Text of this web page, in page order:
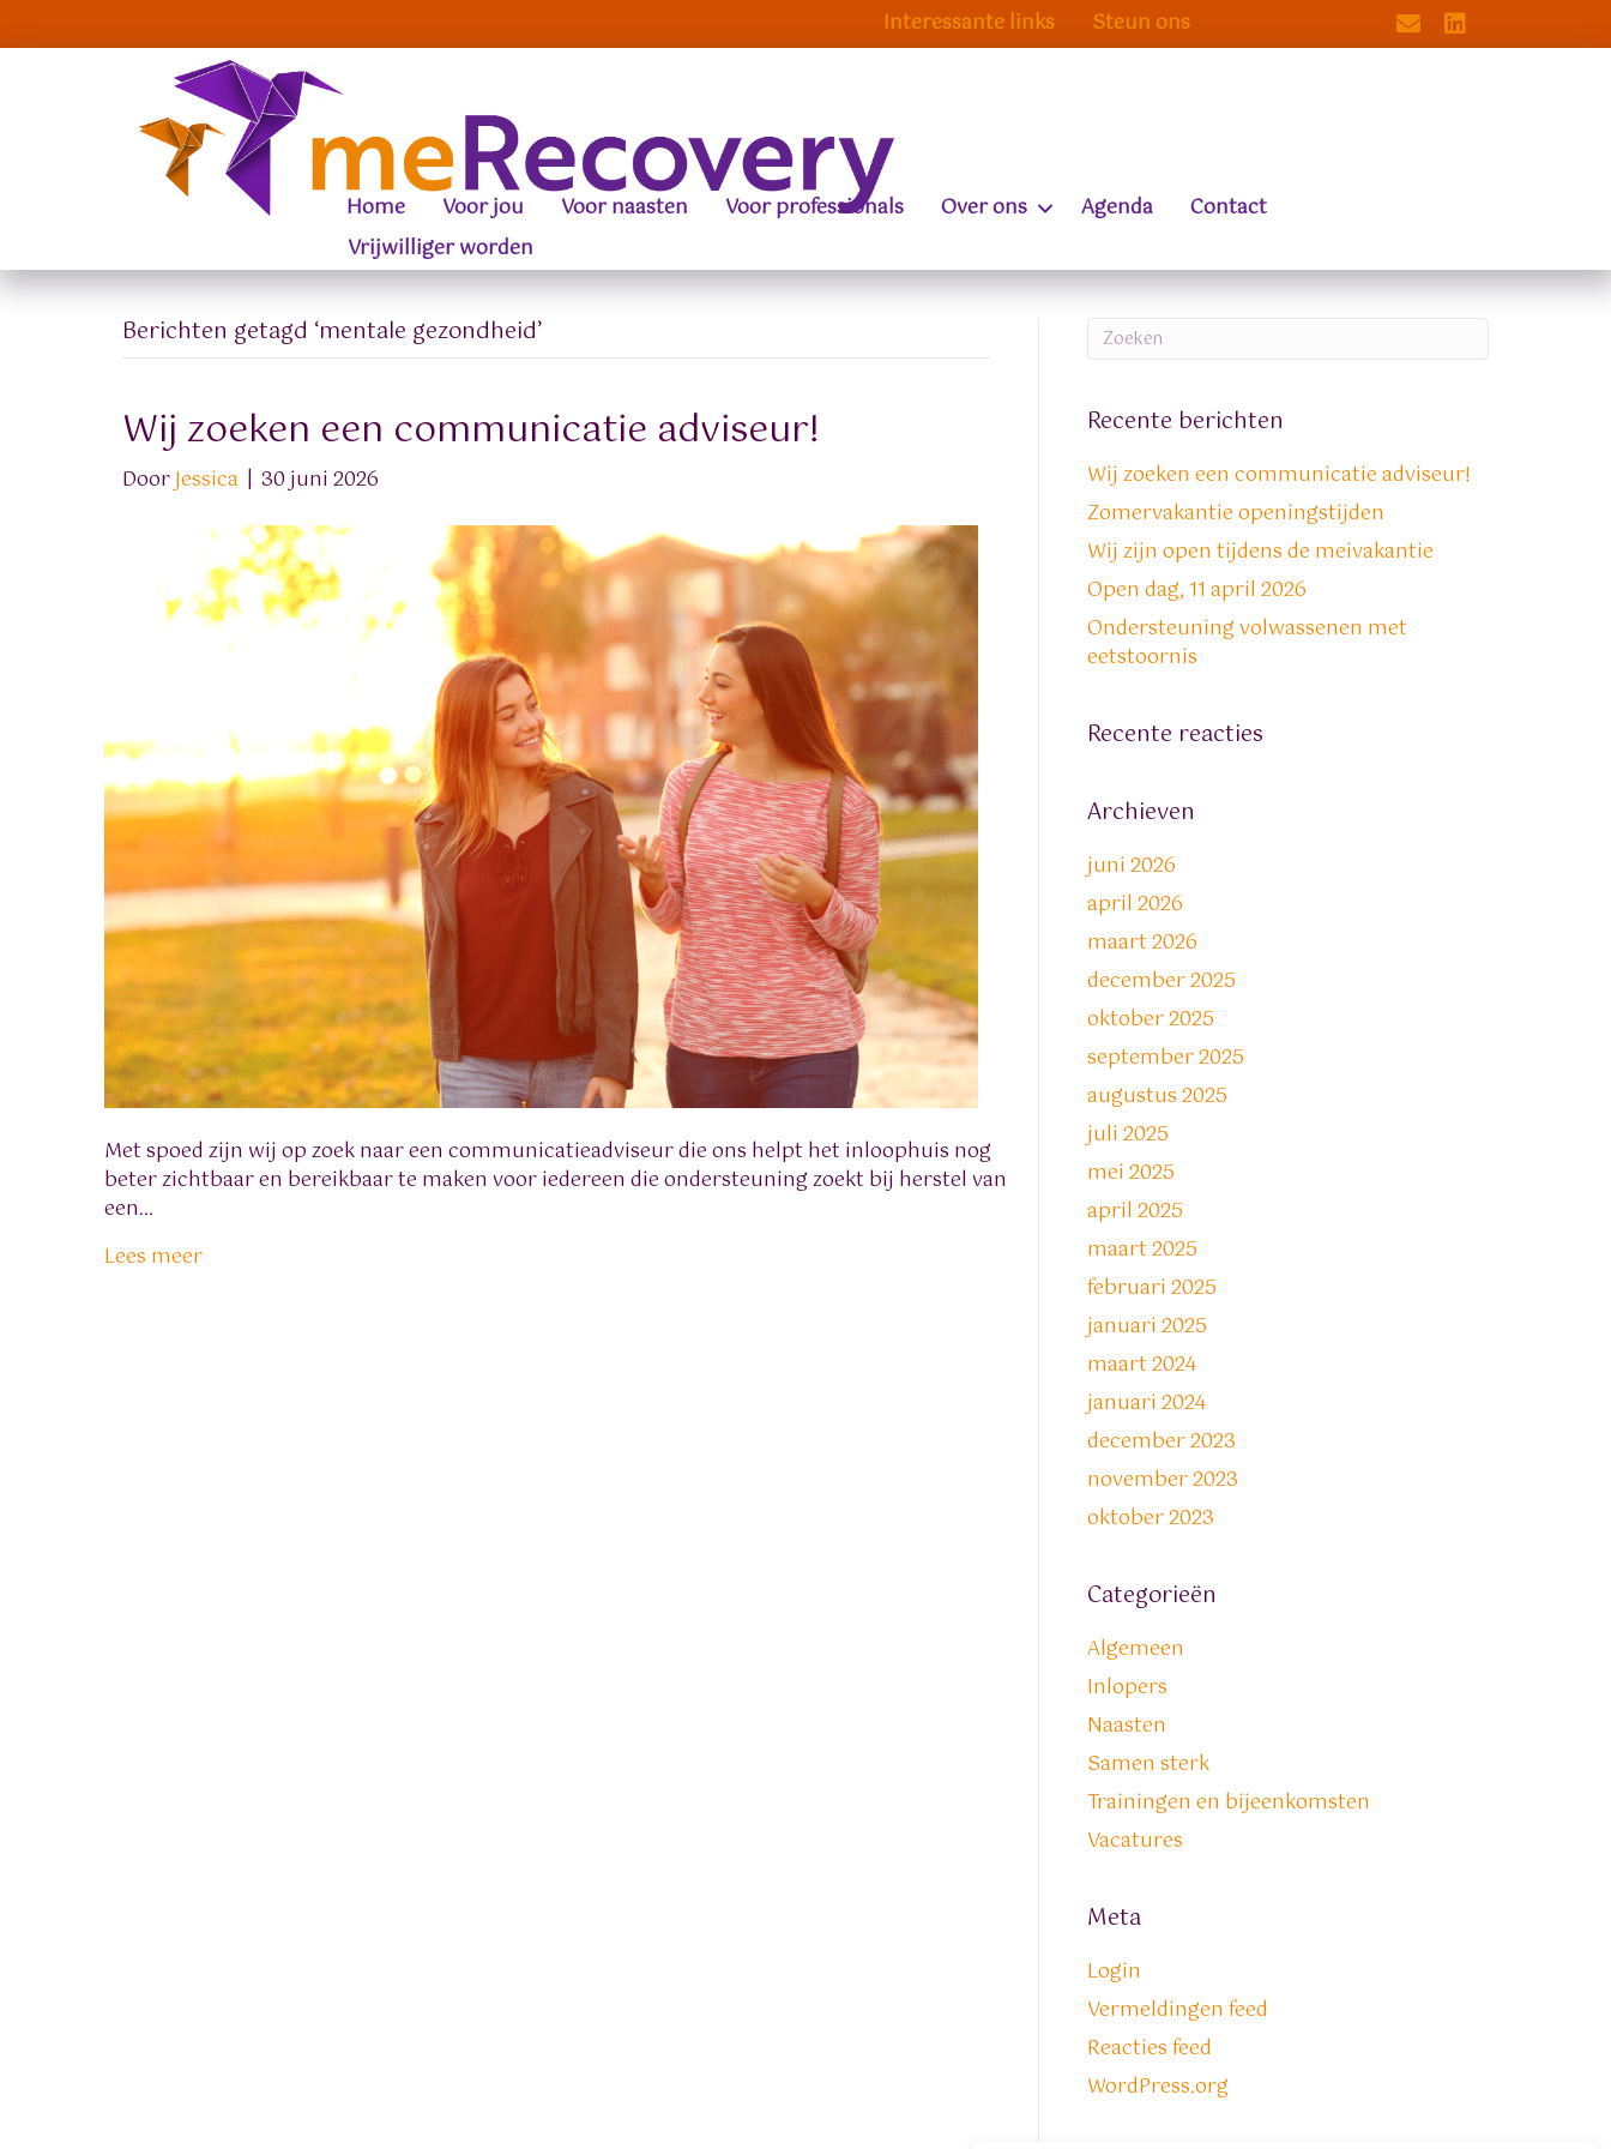
Interessante links Steun ons mailto:info@me-
linkedin.com/
Home Voor jou Voor naasten Voor professionals Over ons Agenda
Contact
Vrijwilliger worden
Berichten getagd ‘mentale gezondheid’
Wij zoeken een communicatie adviseur!
DoorJessica | 30 juni 2026
Met spoed zijn wij op zoek naar een communicatieadviseur die ons helpt het inloophuis nog
beter zichtbaar en bereikbaar te maken voor iedereen die ondersteuning zoekt bij herstel van
een…
Lees meer
Recente berichten
Wij zoeken een communicatie adviseur!
Zomervakantie openingstijden
Wij zijn open tijdens de meivakantie
Open dag, 11 april 2026
Ondersteuning volwassenen met
eetstoornis
Recente reacties
Archieven
juni 2026
april 2026
maart 2026
december 2025
oktober 2025
september 2025
augustus 2025
juli 2025
mei 2025
april 2025
maart 2025
februari 2025
januari 2025
maart 2024
januari 2024
december 2023
november 2023
oktober 2023
Categorieën
Algemeen
Inlopers
Naasten
Samen sterk
Trainingen en bijeenkomsten
Vacatures
Meta
Login
Vermeldingen feed
Reacties feed
WordPress.org